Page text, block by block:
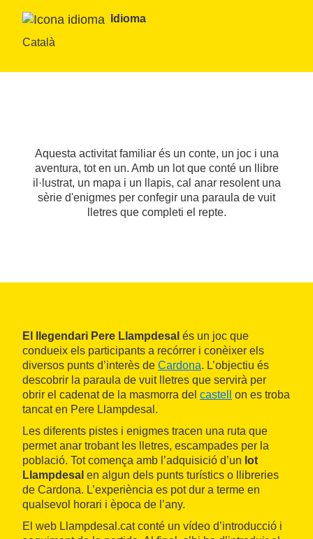
Idioma
Català
Aquesta activitat familiar és un conte, un joc i una
aventura, tot en un. Amb un lot que conté un llibre
il·lustrat, un mapa i un llapis, cal anar resolent una
sèrie d'enigmes per confegir una paraula de vuit
lletres que completi el repte.
El llegendari Pere Llampdesal és un joc que
condueix els participants a recórrer i conèixer els
diversos punts d’interès de Cardona. L’objectiu és
descobrir la paraula de vuit lletres que servirà per
obrir el cadenat de la masmorra del castell
on es troba
tancat en Pere Llampdesal.
Les diferents pistes i enigmes tracen una ruta que
permet anar trobant les lletres, escampades per la
població. Tot comença amb l’adquisició d’un lot
Llampdesal en algun dels punts turístics o llibreries
de Cardona. L’experiència es pot dur a terme en
qualsevol horari i època de l’any.
El web Llampdesal.cat conté un vídeo d’introducció i